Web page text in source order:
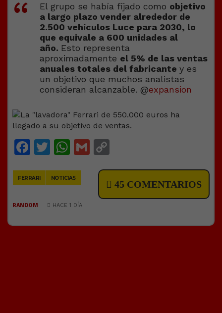
El grupo se había fijado como objetivo
a largo plazo vender alrededor de
2.500 vehículos Luce para 2030, lo
que equivale a 600 unidades al
año. Esto representa
aproximadamente el 5% de las ventas
anuales totales del fabricante y es
un objetivo que muchos analistas
consideran alcanzable. @expansion
Facebook
Twitter
WhatsApp
Gmail
FERRARI NOTICIAS
45 COMENTARIOS
RANDOM HACE 1 DÍA